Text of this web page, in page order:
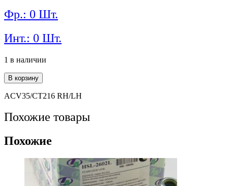
Фр.: 0 Шт.
Инт.: 0 Шт.
1 в наличии
Количество
товара
Стойка
MASUMA
ML-
В корзину
ACV35/CT216 RH/LH
Похожие товары
Похожие